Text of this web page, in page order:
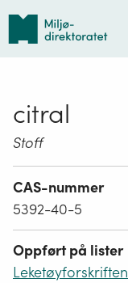
Tilbake
forsiden
citral
Stoff
CAS-nummer
5392-40-5
Oppført på lister
Leketøyforskriften